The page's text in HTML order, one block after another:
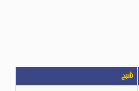
شرح